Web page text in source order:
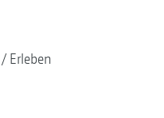
Erleben